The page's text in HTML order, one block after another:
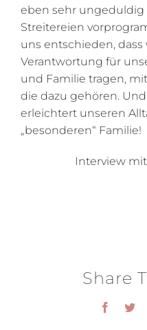
eben sehr ungeduldig
Streitereien
uns entschieden,
Verantwortung für
und Familie tragen,
die dazu gehören.
erleichtert unseren
„besonderen“ Familie!
Interview mit
Share